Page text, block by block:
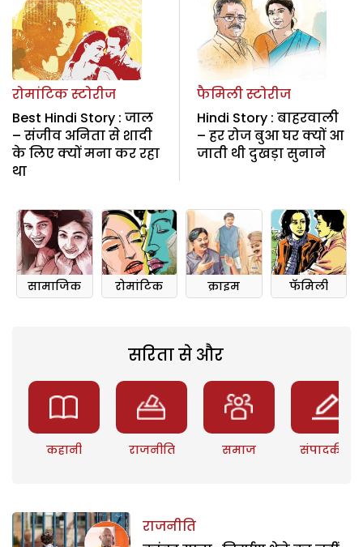
रोमांटिक स्टोरीज
Best Hindi Story : जाल
– संजीव अनिता से शादी
के लिए क्यों मना कर रहा
था
फैमिली स्टोरीज
Hindi Story : बाहरवाली
– हर रोज बुआ घर क्यों आ
जाती थी दुखड़ा सुनाने
सामाजिक रोमांटिक क्राइम फॅमिली
सरिता से और
कहानी राजनीति समाज संपादकीय
राजनीति